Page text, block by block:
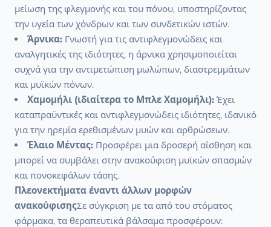
μείωση της φλεγμονής και του πόνου, υποστηρίζοντας
την υγεία των χόνδρων και των συνδετικών ιστών.
Άρνικα: Γνωστή για τις αντιφλεγμονώδεις και
αναλγητικές της ιδιότητες, η άρνικα χρησιμοποιείται
συχνά για την αντιμετώπιση μωλώπων, διαστρεμμάτων
και μυϊκών πόνων.
Χαμομήλι (ιδιαίτερα το Μπλε Χαμομήλι): Έχει
καταπραϋντικές και αντιφλεγμονώδεις ιδιότητες, ιδανικό
για την ηρεμία ερεθισμένων μυών και αρθρώσεων.
Έλαιο Μέντας: Προσφέρει μια δροσερή αίσθηση και
μπορεί να συμβάλει στην ανακούφιση μυϊκών σπασμών
και πονοκεφάλων τάσης.
Πλεονεκτήματα έναντι άλλων μορφών
ανακούφισηςΣε σύγκριση με τα από του στόματος
φάρμακα, τα θεραπευτικά βάλσαμα προσφέρουν: